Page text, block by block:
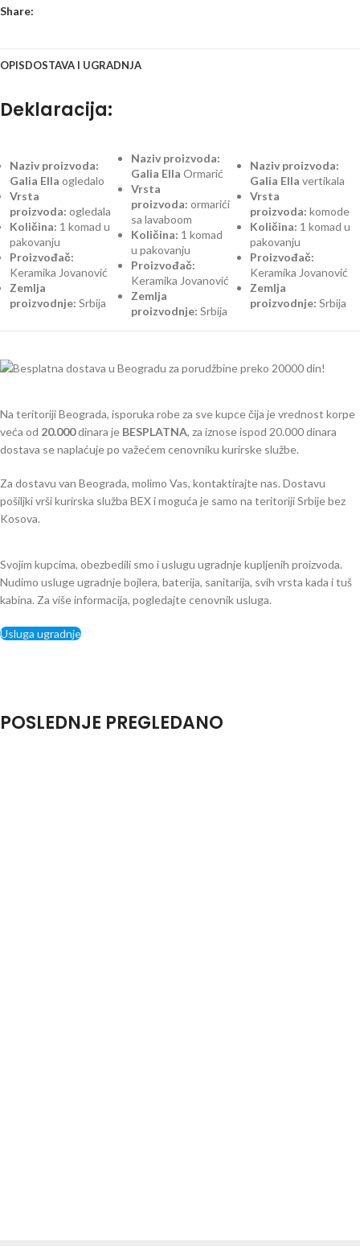
Share:
OPISDOSTAVA I UGRADNJA
Deklaracija:
Naziv proizvoda:
Galia Ella ogledalo
Vrsta
proizvoda: ogledala
Količina: 1 komad u
pakovanju
Proizvođač:
Keramika Jovanović
Zemlja
proizvodnje: Srbija
Naziv proizvoda:
Galia Ella Ormarić
Vrsta
proizvoda: ormarići
sa lavaboom
Količina: 1 komad
u pakovanju
Proizvođač:
Keramika Jovanović
Zemlja
proizvodnje: Srbija
Naziv proizvoda:
Galia Ella vertikala
Vrsta
proizvoda: komode
Količina: 1 komad u
pakovanju
Proizvođač:
Keramika Jovanović
Zemlja
proizvodnje: Srbija
Na teritoriji Beograda, isporuka robe za sve kupce čija je vrednost korpe
veća od 20.000dinara je BESPLATNA, za iznose ispod 20.000 dinara
dostava se naplaćuje po važećem cenovniku kurirske službe.
Za dostavu van Beograda, molimo Vas, kontaktirajte nas. Dostavu
pošiljki vrši kurirska služba BEX i moguća je samo na teritoriji Srbije bez
Kosova.
Svojim kupcima, obezbedili smo i uslugu ugradnje kupljenih proizvoda.
Nudimo usluge ugradnje bojlera, baterija, sanitarija, svih vrsta kada i tuš
kabina. Za više informacija, pogledajte cenovnik usluga.
Usluga ugradnje
POSLEDNJE PREGLEDANO